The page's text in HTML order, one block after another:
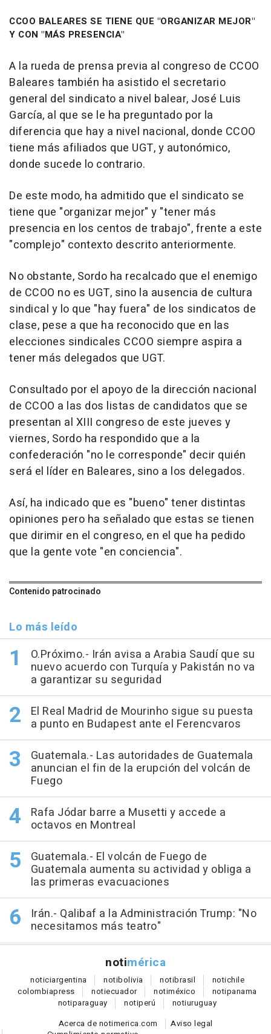
CCOO BALEARES SE TIENE QUE "ORGANIZAR MEJOR"
Y CON "MÁS PRESENCIA"
A la rueda de prensa previa al congreso de CCOO
Baleares también ha asistido el secretario
general del sindicato a nivel balear, José Luis
García, al que se le ha preguntado por la
diferencia que hay a nivel nacional, donde CCOO
tiene más afiliados que UGT, y autonómico,
donde sucede lo contrario.
De este modo, ha admitido que el sindicato se
tiene que "organizar mejor" y "tener más
presencia en los centos de trabajo", frente a este
"complejo" contexto descrito anteriormente.
No obstante, Sordo ha recalcado que el enemigo
de CCOO no es UGT, sino la ausencia de cultura
sindical y lo que "hay fuera" de los sindicatos de
clase, pese a que ha reconocido que en las
elecciones sindicales CCOO siempre aspira a
tener más delegados que UGT.
Consultado por el apoyo de la dirección nacional
de CCOO a las dos listas de candidatos que se
presentan al XIII congreso de este jueves y
viernes, Sordo ha respondido que a la
confederación "no le corresponde" decir quién
será el líder en Baleares, sino a los delegados.
Así, ha indicado que es "bueno" tener distintas
opiniones pero ha señalado que estas se tienen
que dirimir en el congreso, en el que ha pedido
que la gente vote "en conciencia".
Contenido patrocinado
Lo más leído
O.Próximo.- Irán avisa a Arabia Saudí que su
nuevo acuerdo con Turquía y Pakistán no va
a garantizar su seguridad
El Real Madrid de Mourinho sigue su puesta
a punto en Budapest ante el Ferencvaros
Guatemala.- Las autoridades de Guatemala
anuncian el fin de la erupción del volcán de
Fuego
Rafa Jódar barre a Musetti y accede a
octavos en Montreal
Guatemala.- El volcán de Fuego de
Guatemala aumenta su actividad y obliga a
las primeras evacuaciones
Irán.- Qalibaf a la Administración Trump: "No
necesitamos más teatro"
notimérica
noticiargentina notibolivia notibrasil notichile
colombiapress notiecuador notiméxico notipanama
notiparaguay notiperú notiuruguay
Acerca de notimerica.com
Aviso legal